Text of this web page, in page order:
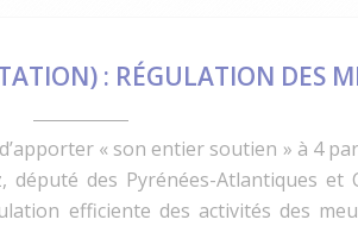
: RÉGULATION DES
« son entier soutien » à 4
des Pyrénées-Atlantiques
efficiente des activités des